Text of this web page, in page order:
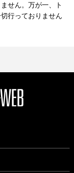
せん。万が一、ト
行っておりません